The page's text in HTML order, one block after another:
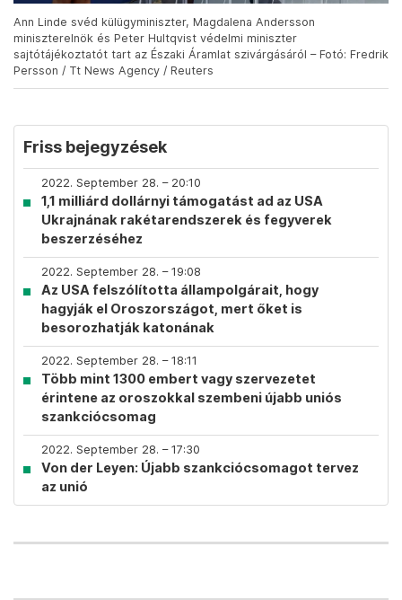
Ann Linde svéd külügyminiszter, Magdalena Andersson
miniszterelnök és Peter Hultqvist védelmi miniszter
sajtótájékoztatót tart az Északi Áramlat szivárgásáról – Fotó: Fredrik
Persson / Tt News Agency / Reuters
Friss bejegyzések
2022. September 28. – 20:10
1,1 milliárd dollárnyi támogatást ad az USA
Ukrajnának rakétarendszerek és fegyverek
beszerzéséhez
2022. September 28. – 19:08
Az USA felszólította állampolgárait, hogy
hagyják el Oroszországot, mert őket is
besorozhatják katonának
2022. September 28. – 18:11
Több mint 1300 embert vagy szervezetet
érintene az oroszokkal szembeni újabb uniós
szankciócsomag
2022. September 28. – 17:30
Von der Leyen: Újabb szankciócsomagot tervez
az unió